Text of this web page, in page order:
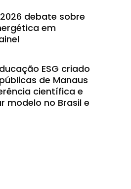
debate sobre
em
ESG criado
de Manaus
científica e
modelo no Brasil e